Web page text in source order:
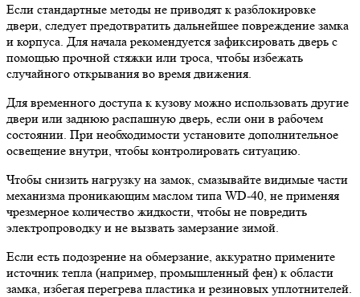
Если стандартные методы не приводят к разблокировке
двери, следует предотвратить дальнейшее повреждение замка
и корпуса. Для начала рекомендуется зафиксировать дверь с
помощью прочной стяжки или троса, чтобы избежать
случайного открывания во время движения.
Для временного доступа к кузову можно использовать другие
двери или заднюю распашную дверь, если они в рабочем
состоянии. При необходимости установите дополнительное
освещение внутри, чтобы контролировать ситуацию.
Чтобы снизить нагрузку на замок, смазывайте видимые части
механизма проникающим маслом типа WD-40, не применяя
чрезмерное количество жидкости, чтобы не повредить
электропроводку и не вызвать замерзание зимой.
Если есть подозрение на обмерзание, аккуратно примените
источник тепла (например, промышленный фен) к области
замка, избегая перегрева пластика и резиновых уплотнителей.